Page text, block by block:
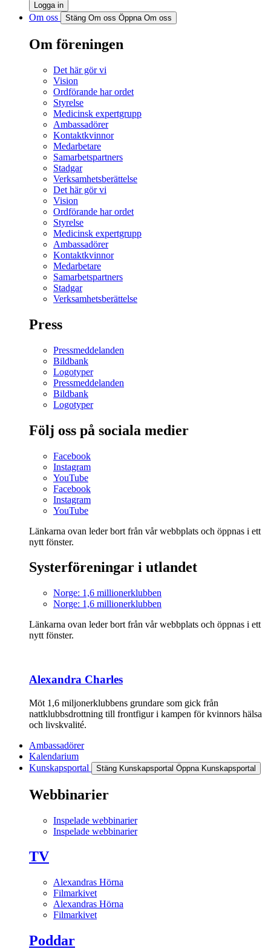
Logga in
Om oss Stäng Om oss Öppna Om oss
Om föreningen
Det här gör vi
Vision
Ordförande har ordet
Styrelse
Medicinsk expertgrupp
Ambassadörer
Kontaktkvinnor
Medarbetare
Samarbetspartners
Stadgar
Verksamhetsberättelse
Det här gör vi
Vision
Ordförande har ordet
Styrelse
Medicinsk expertgrupp
Ambassadörer
Kontaktkvinnor
Medarbetare
Samarbetspartners
Stadgar
Verksamhetsberättelse
Press
Pressmeddelanden
Bildbank
Logotyper
Pressmeddelanden
Bildbank
Logotyper
Följ oss på sociala medier
Facebook
Instagram
YouTube
Facebook
Instagram
YouTube
Länkarna ovan leder bort från vår webbplats och öppnas i ett
nytt fönster.
Systerföreningar i utlandet
Norge: 1,6 millionerklubben
Norge: 1,6 millionerklubben
Länkarna ovan leder bort från vår webbplats och öppnas i ett
nytt fönster.
Alexandra Charles
Möt 1,6 miljonerklubbens grundare som gick från
nattklubbsdrottning till frontfigur i kampen för kvinnors hälsa
och livskvalité.
Ambassadörer
Kalendarium
Kunskapsportal
Stäng Kunskapsportal Öppna Kunskapsportal
Webbinarier
Inspelade webbinarier
Inspelade webbinarier
TV
Alexandras Hörna
Filmarkivet
Alexandras Hörna
Filmarkivet
Poddar